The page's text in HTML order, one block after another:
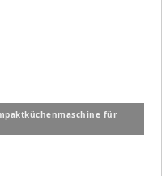
für